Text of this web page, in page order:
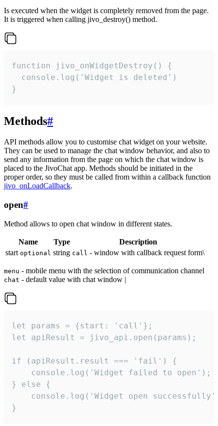
Is executed when the widget is completely removed from the page.
It is triggered when calling jivo_destroy() method.
function jivo_onWidgetDestroy() {
  console.log('Widget is deleted')
}
Methods#
API methods allow you to customise chat widget on your website.
They can be used to manage the chat window behavior, and also to
send any information from the page on which the chat window is
placed to the JivoChat app. Methods should be initiated in the
proper order, so they must be called from within a callback function
jivo_onLoadCallback.
open#
Method allows to open chat window in different states.
Name Type
Description
start optional string call - window with callback request form\
menu - mobile menu with the selection of communication channel
chat - default value with chat window |
let params = {start: 'call'};
let apiResult = jivo_api.open(params);
if (apiResult.result === 'fail') {
    console.log('Widget failed to open');
} else {
console.log('Widget open
}